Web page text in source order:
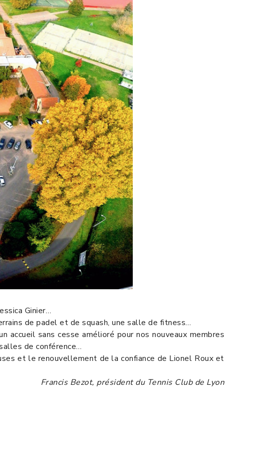
Ginier…
de padel et de squash, une salle de fitness…
accueil sans cesse amélioré pour nos nouveaux membres
de conférence…
et le renouvellement de la confiance de Lionel Roux et
Francis Bezot, président du Tennis Club de Lyon